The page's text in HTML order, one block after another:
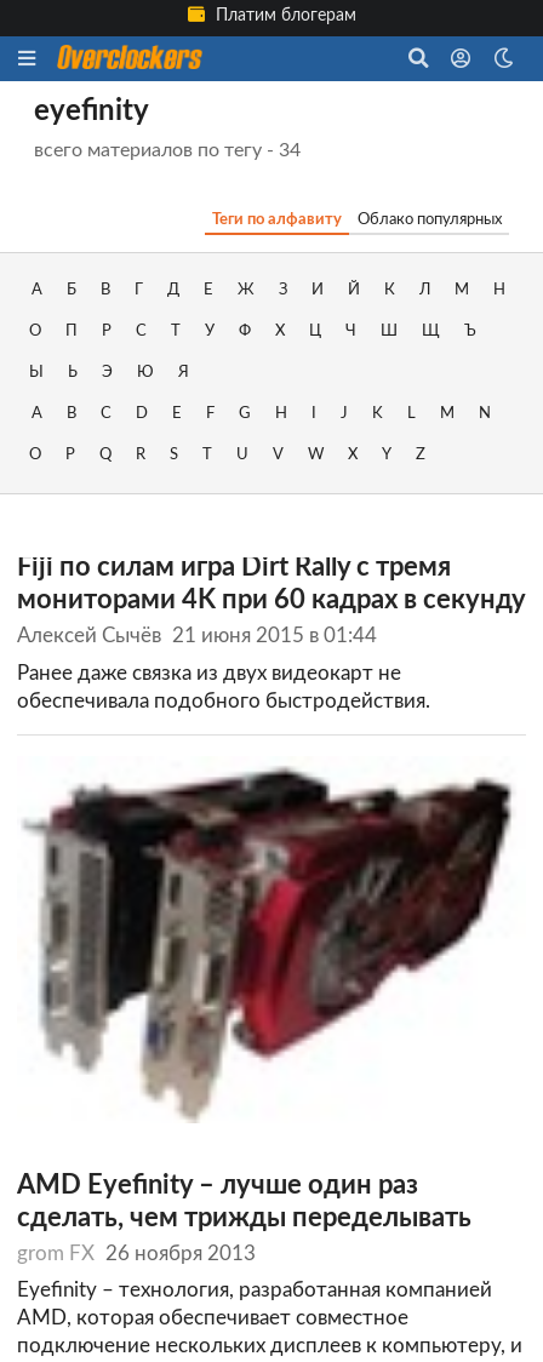
Платим блогерам
eyefinity
всего материалов по тегу - 34
Теги по алфавиту Облако популярных
А Б В Д Е Ж З И Й К Л М Н
О Р С У Ф Х Ц Ч Ш Щ Ъ
Ы Ь Э Ю Я
A B C D E F G H J K L M N
O P Q R S U V W X Y Z
Fiji по силам игра Dirt Rally с тремя
мониторами 4K при 60 кадрах в секунду
Алексей Сычёв 21 июня 2015 в 01:44
Ранее даже связка из двух видеокарт не
обеспечивала подобного быстродействия.
AMD Eyefinity – лучше один раз
сделать, чем трижды переделывать
grom FX
26 ноября 2013
Eyefinity – технология, разработанная компанией
AMD, которая обеспечивает совместное
подключение нескольких дисплеев к компьютеру, и